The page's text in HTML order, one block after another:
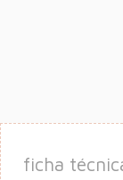
ficha